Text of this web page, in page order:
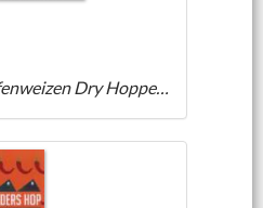
El Blanquito Hopfenweizen Dry Hopped 2.0